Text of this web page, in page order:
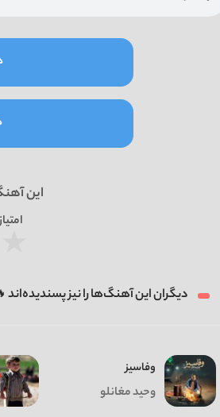
این
دیگران این آهنگ‌ها را نیز پسندیده‌اند
وفاسیز
وحید مغانلو